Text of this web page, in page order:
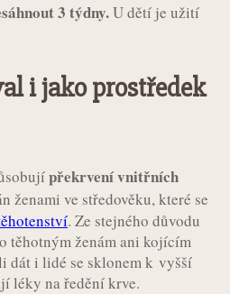
3 týdny.U dětí je užití
i jako prostředek
překrvení vnitřních
ženami ve středověku, které se
. Ze stejného důvodu
těhotným ženám ani kojícím
dát i lidé se sklonem k vyšší
léky na ředění krve.